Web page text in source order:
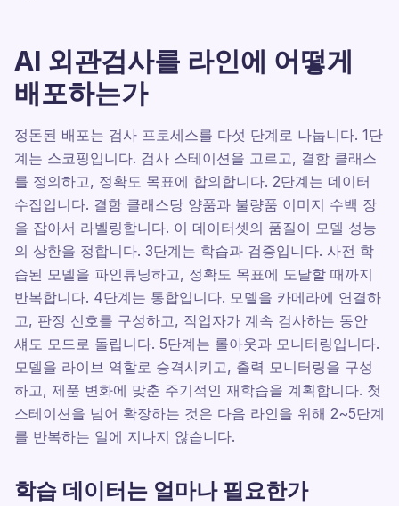
AI 외관검사를 라인에 어떻게
배포하는가
정돈된 배포는 검사 프로세스를 다섯 단계로 나눕니다. 1단
계는 스코핑입니다. 검사 스테이션을 고르고, 결함 클래스
를 정의하고, 정확도 목표에 합의합니다. 2단계는 데이터
수집입니다. 결함 클래스당 양품과 불량품 이미지 수백 장
을 잡아서 라벨링합니다. 이 데이터셋의 품질이 모델 성능
의 상한을 정합니다. 3단계는 학습과 검증입니다. 사전 학
습된 모델을 파인튜닝하고, 정확도 목표에 도달할 때까지
반복합니다. 4단계는 통합입니다. 모델을 카메라에 연결하
고, 판정 신호를 구성하고, 작업자가 계속 검사하는 동안
섀도 모드로 돌립니다. 5단계는 롤아웃과 모니터링입니다.
모델을 라이브 역할로 승격시키고, 출력 모니터링을 구성
하고, 제품 변화에 맞춘 주기적인 재학습을 계획합니다. 첫
스테이션을 넘어 확장하는 것은 다음 라인을 위해 2~5단계
를 반복하는 일에 지나지 않습니다.
학습 데이터는 얼마나 필요한가